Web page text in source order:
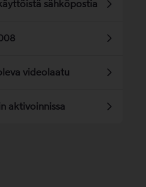
sähköpostia
videolaatu
aktivoinnissa